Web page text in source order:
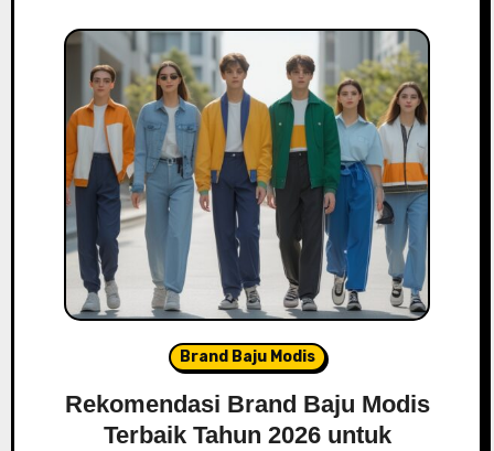
Brand Baju Modis
Rekomendasi Brand Baju Modis
Terbaik Tahun 2026 untuk